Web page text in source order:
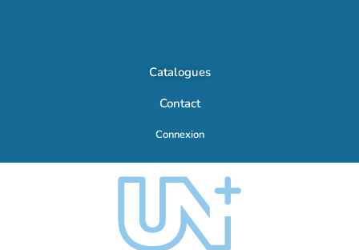
Catalogues
Contact
Connexion